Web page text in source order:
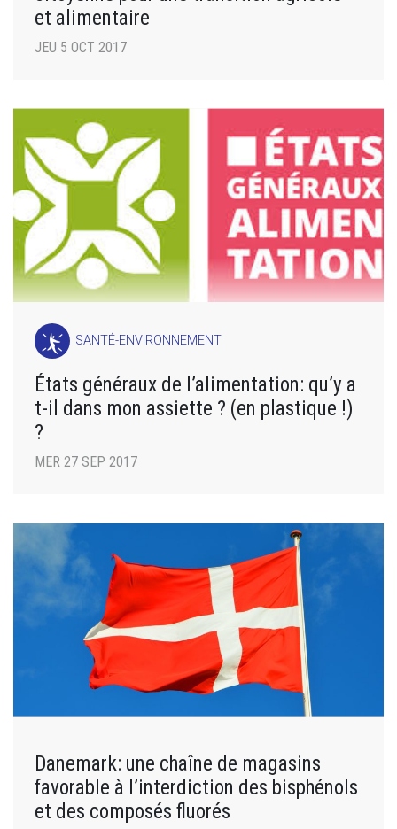
et alimentaire
JEU 5 OCT 2017
SANTÉ-ENVIRONNEMENT
États généraux de l’alimentation: qu’y a
t-il dans mon assiette ? (en plastique !)
?
MER 27 SEP 2017
Danemark: une chaîne de magasins
favorable à l’interdiction des bisphénols
et des composés fluorés